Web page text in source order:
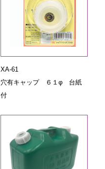
XA-61
穴有キャップ ６１φ 台紙
付